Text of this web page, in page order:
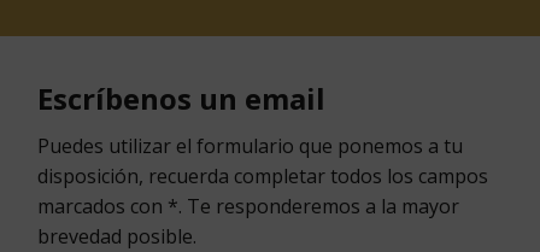
Escríbenos un email
Puedes utilizar el formulario que ponemos a tu
disposición, recuerda completar todos los campos
marcados con *. Te responderemos a la mayor
brevedad posible.